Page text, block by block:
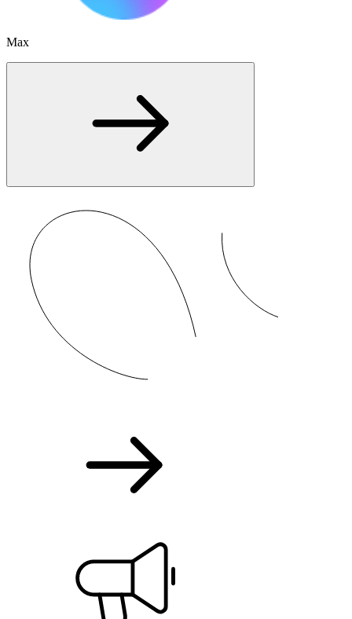
Max